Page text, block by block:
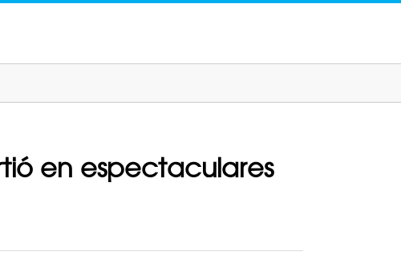
en espectaculares